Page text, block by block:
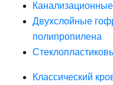
Двухслойные
полипропилена
Классический